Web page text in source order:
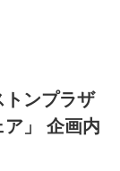
トンプラザ
」 企画内